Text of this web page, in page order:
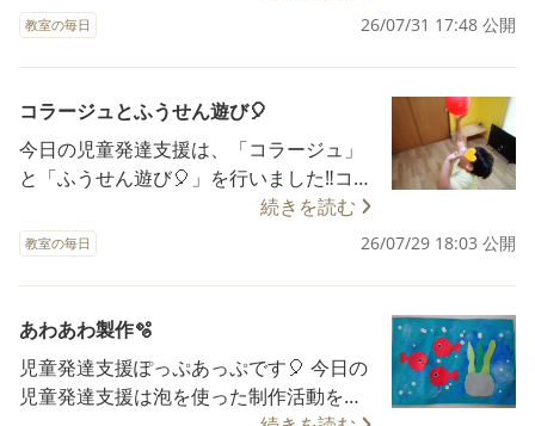
閉スペクトラム症 発達障がいグレー 発達
ナイ など、館内のルールをよく守って
楽しく見学することが出来ました☺️☺️✌ #
放課後等デイサービス #放デイ #児発 #児
童発達支援 #療育 ぽっぷあっぷ 学びの多
様化 発達障害 発達支援 ろりぽっぷ学園
ろりぽっぷ保育園 ろりぽっぷこども園 ろ
りぽっぷ小学校 ADHD 自閉症 自閉スペク
トラム症 発達障がいグレー 発達ゆっくり
さん 福祉 仙台市
教室の毎日 26/07/31 17:48 公開
コラージュとふうせん遊び🎈
今日の児童発達支援は、「コラージュ」
と「ふうせん遊び🎈」を行いました‼️コラ
ージュでは、7月の楽しかった写真を振り
返りながら先生と写真を切り貼りを楽し
みました✌✨️ふうせん遊びでは、ふうせん
ラリーを楽しむことが出来ました☀☀☀
#放課後等デイサービス #放デイ #児発 #
児童発達支援 #療育 ぽっぷあっぷ 学びの
多様化 発達障害 発達支援 ろりぽっぷ学園
ろりぽっぷ保育園 ろりぽっぷこども園 ろ
続きを読む
教室の毎日 26/07/29 18:03 公開
あわあわ製作🫧
児童発達支援ぽっぷあっぷです🎈 今日の
児童発達支援は泡を使った制作活動をし